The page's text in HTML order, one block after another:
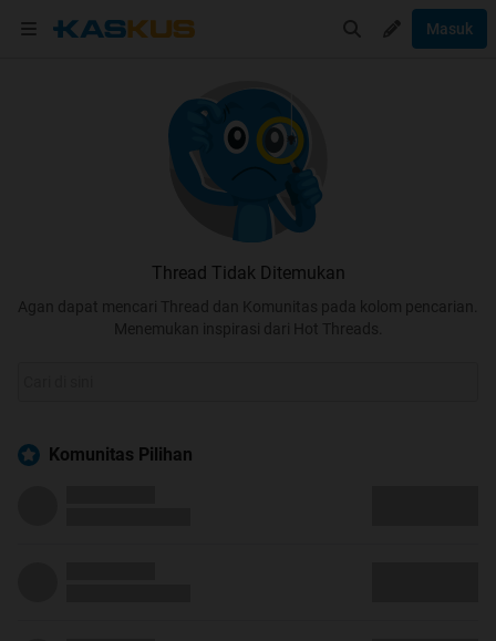
Masuk
Thread Tidak Ditemukan
Agan dapat mencari Thread dan Komunitas pada kolom pencarian.
Menemukan inspirasi dari Hot Threads.
Komunitas Pilihan